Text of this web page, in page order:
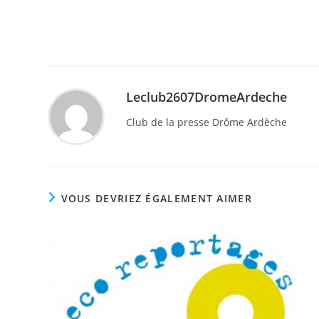
Leclub2607DromeArdeche
Club de la presse Drôme Ardèche
VOUS DEVRIEZ ÉGALEMENT AIMER